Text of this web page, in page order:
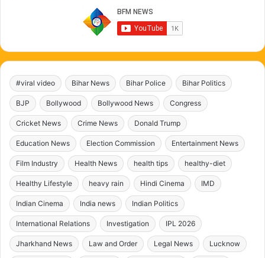
#viral video Bihar News Bihar Police Bihar Politics
BJP Bollywood Bollywood News Congress
Cricket News Crime News Donald Trump
Education News Election Commission Entertainment News
Film Industry Health News health tips healthy-diet
Healthy Lifestyle heavy rain Hindi Cinema IMD
Indian Cinema India news Indian Politics
International Relations Investigation IPL 2026
Jharkhand News Law and Order Legal News Lucknow